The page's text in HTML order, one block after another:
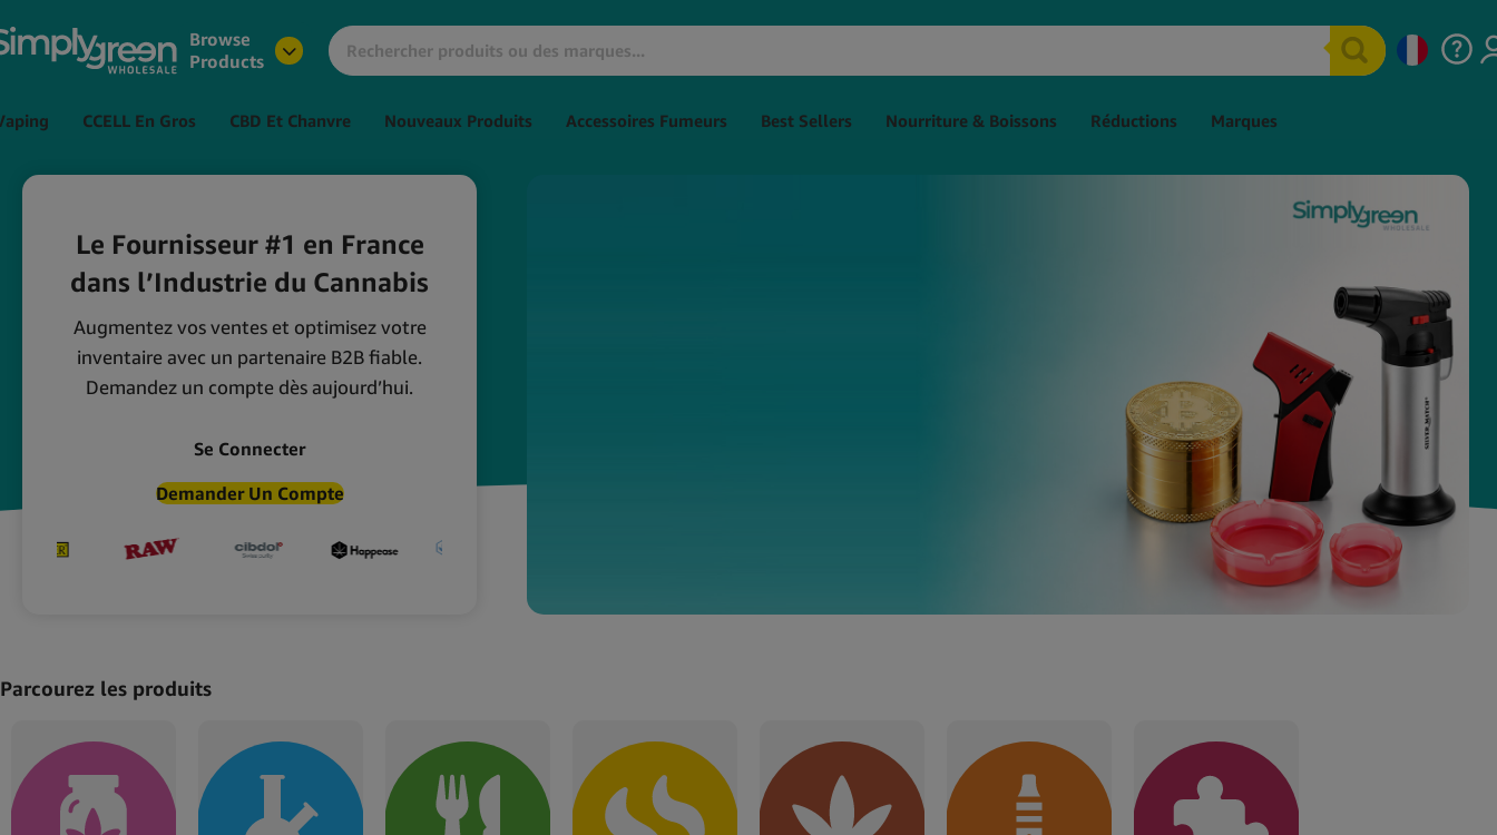
Browse
Products
Huiles De CBD
Cosmétiques CBD
Produits Comestibles CBD
Sprays Au CBD
E-Liquides CBD
Vaporisateurs De CBD
CBD Pour Le Sexe
CBD Pour Animaux
Extraits De CBD
CCELL En Gros CBD Et Chanvre Nouveaux Produits Accessoires Fumeurs Best Sellers Nourriture & Boissons Réductions Marques
Le Fournisseur #1 en France
dans l’Industrie du Cannabis
Augmentez vos ventes et optimisez votre
inventaire avec un partenaire B2B fiable.
Demandez un compte dès aujourd’hui.
Se Connecter
Demander Un Compte
Champ High · PROF ·
Silver Match,
Viennent D'arriver
Parcourez les produits